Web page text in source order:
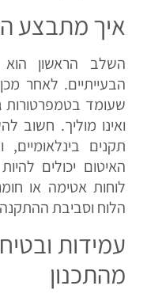
איך מתבצע
השלב הראשון הוא
הבעייתיים. לאחר
שעומד
ואינו מוליך. חשוב
תקנים
האיטום יכולים
לוחות אטימה או
הלוח וסביבת
עמידות
מהתכנון